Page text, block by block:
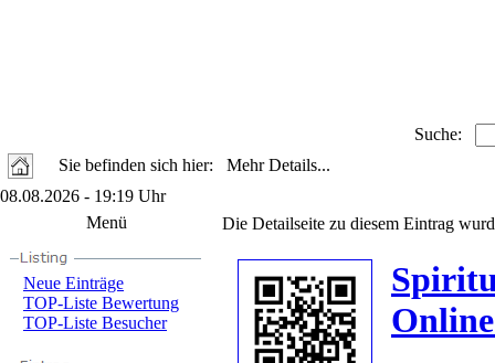
Suche:
Sie befinden sich hier: Mehr Details...
08.08.2026 - 19:19 Uhr
Menü
Neue Einträge
TOP-Liste Bewertung
TOP-Liste Besucher
Die Detailseite zu diesem Eintrag